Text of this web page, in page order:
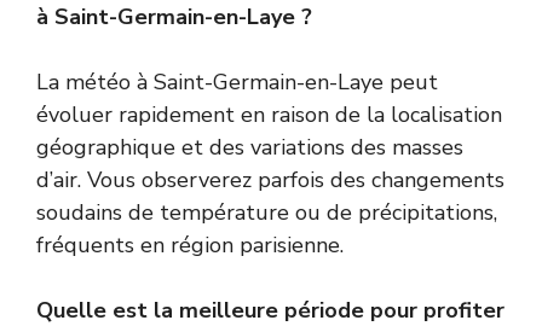
à Saint-Germain-en-Laye ?
La météo à Saint-Germain-en-Laye peut
évoluer rapidement en raison de la localisation
géographique et des variations des masses
d’air. Vous observerez parfois des changements
soudains de température ou de précipitations,
fréquents en région parisienne.
Quelle est la meilleure période pour profiter